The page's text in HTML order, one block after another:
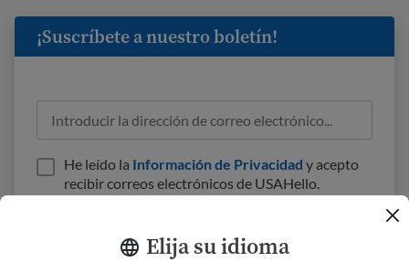
Elija su idioma
¡Suscríbete a nuestro boletín!
He leído la Información de Privacidad y acepto
recibir correos electrónicos de USAHello.